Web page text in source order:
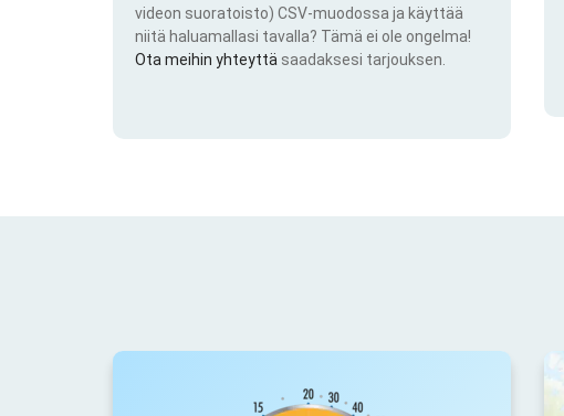
videon suoratoisto) CSV-muodossa ja käyttää
niitä haluamallasi tavalla? Tämä ei ole ongelma!
Ota meihin yhteyttä saadaksesi tarjouksen.